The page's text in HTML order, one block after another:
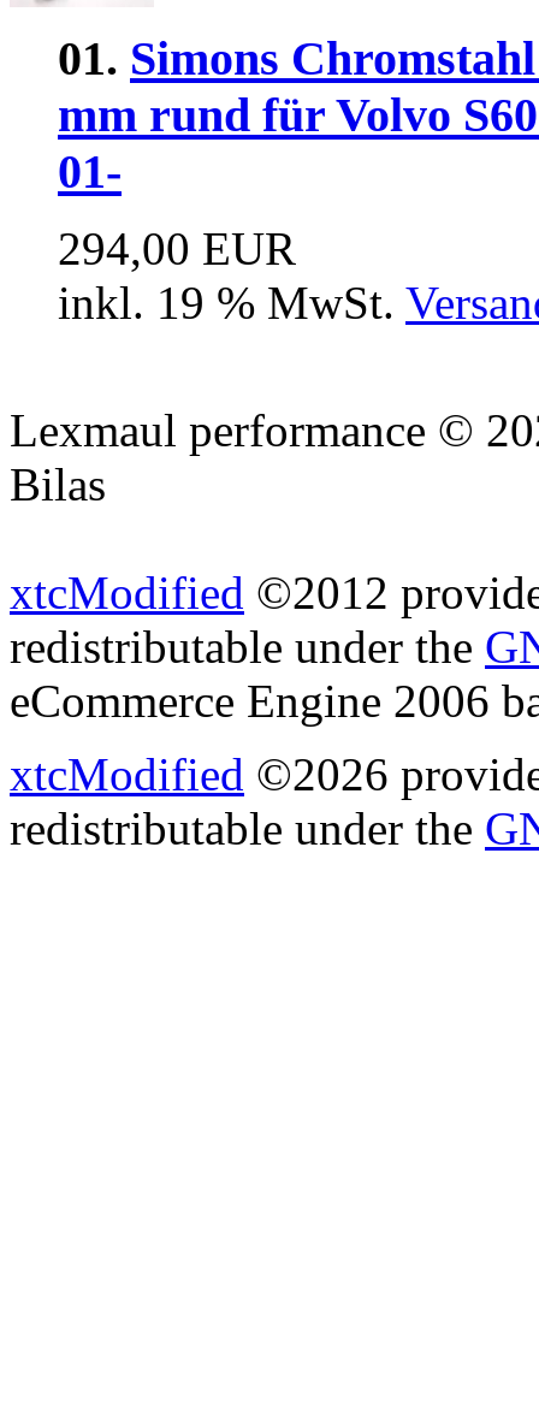
01. Simons
mm rund für Volvo
01-
294,00 EUR
inkl. 19 % MwSt.
Lexmaul performance ©
Bilas
xtcModified ©2012
redistributable under the
eCommerce Engine 2006
xtcModified ©2026
redistributable under the